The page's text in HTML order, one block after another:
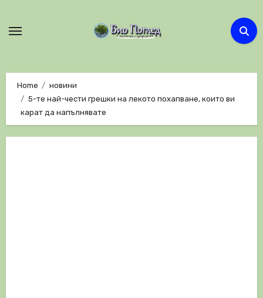
Home
новини
5-те най-чести грешки на лекото похапване, които ви
карат да напълнявате